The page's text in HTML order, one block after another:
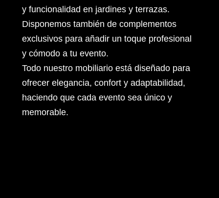
y funcionalidad en jardines y terrazas.
Disponemos también de complementos
exclusivos para añadir un toque profesional
y cómodo a tu evento.
Todo nuestro mobiliario está diseñado para
ofrecer elegancia, confort y adaptabilidad,
haciendo que cada evento sea único y
memorable.